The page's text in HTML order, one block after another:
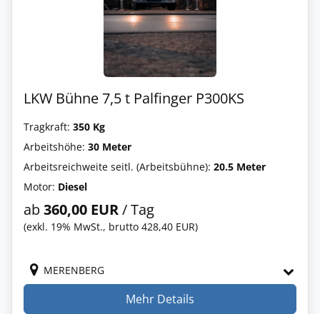
LKW Bühne 7,5 t Palfinger P300KS
Tragkraft: 350 Kg
Arbeitshöhe: 30 Meter
Arbeitsreichweite seitl. (Arbeitsbühne): 20.5 Meter
Motor: Diesel
ab360,00 EUR/ Tag
(exkl. 19% MwSt., brutto 428,40 EUR)
MERENBERG
Mehr Details